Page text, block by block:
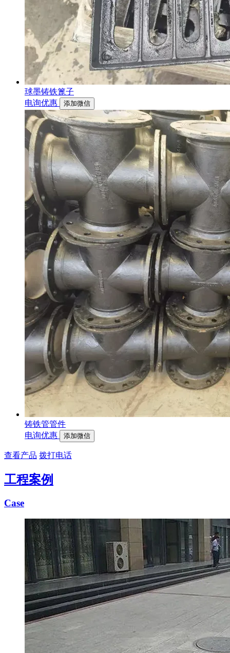
球墨铸铁篦子
电询优惠
添加微信
铸铁管管件
电询优惠
添加微信
查看产品 拨打电话
工程案例
Case